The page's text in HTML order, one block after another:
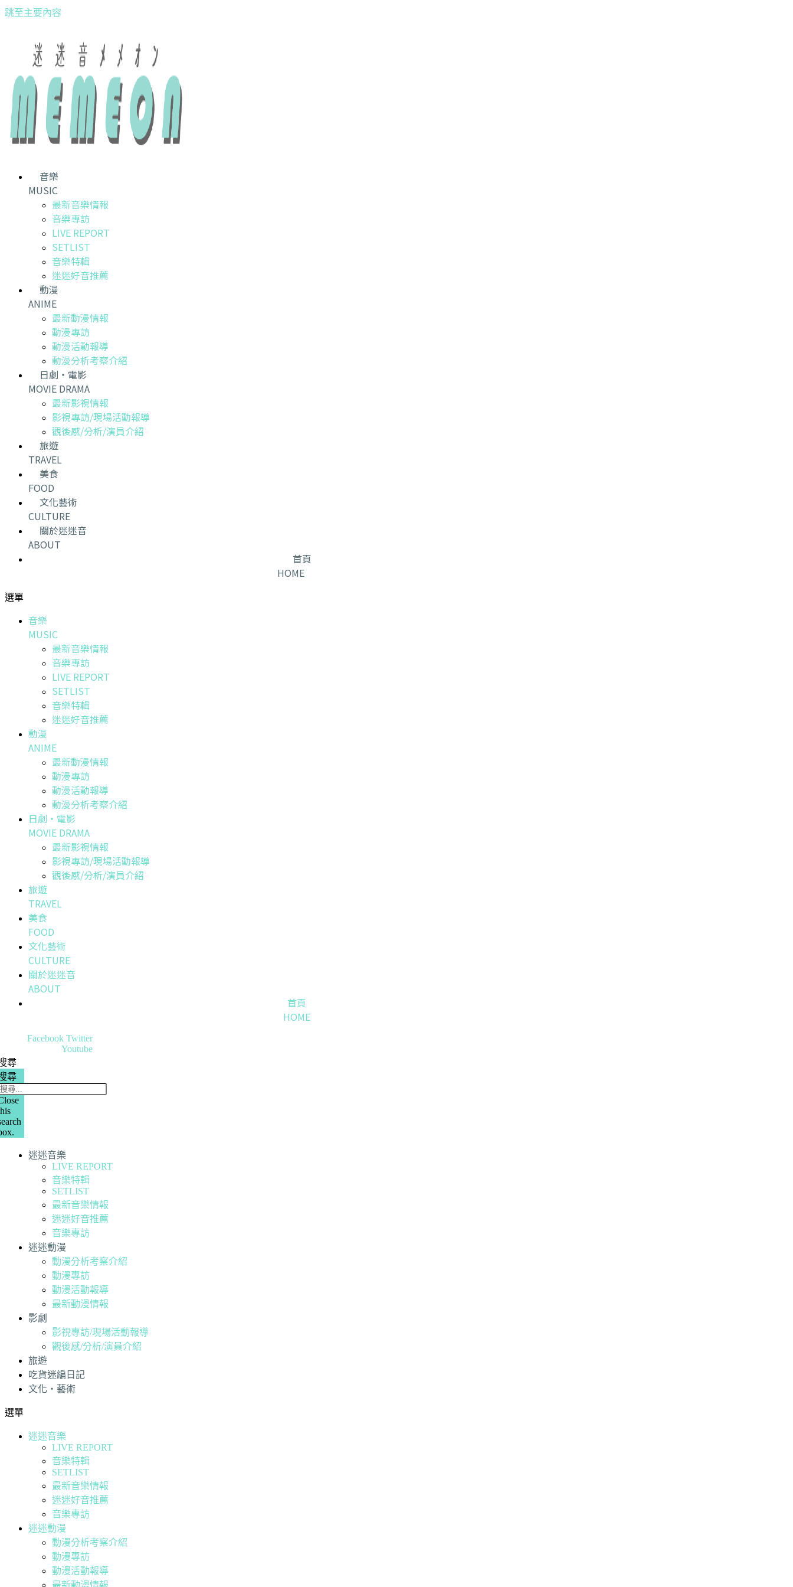
跳至主要內容
音樂
MUSIC
最新音樂情報
音樂專訪
LIVE REPORT
SETLIST
音樂特輯
迷迷好音推薦
動漫
ANIME
最新動漫情報
動漫專訪
動漫活動報導
動漫分析考察介紹
日劇・電影
MOVIE DRAMA
最新影視情報
影視專訪/現場活動報導
觀後感/分析/演員介紹
旅遊
TRAVEL
美食
FOOD
文化藝術
CULTURE
關於迷迷音
ABOUT
首頁
HOME
選單
音樂
MUSIC
最新音樂情報
音樂專訪
LIVE REPORT
SETLIST
音樂特輯
迷迷好音推薦
動漫
ANIME
最新動漫情報
動漫專訪
動漫活動報導
動漫分析考察介紹
日劇・電影
MOVIE DRAMA
最新影視情報
影視專訪/現場活動報導
觀後感/分析/演員介紹
旅遊
TRAVEL
美食
FOOD
文化藝術
CULTURE
關於迷迷音
ABOUT
首頁
HOME
Facebook Twitter
Youtube
尋
尋
迷迷音樂
LIVE REPORT
音樂特輯
SETLIST
最新音樂情報
迷迷好音推薦
音樂專訪
迷迷動漫
動漫分析考察介紹
動漫專訪
動漫活動報導
最新動漫情報
影劇
影視專訪/現場活動報導
觀後感/分析/演員介紹
旅遊
吃貨迷編日記
文化・藝術
選單
迷迷音樂
LIVE REPORT
音樂特輯
SETLIST
最新音樂情報
迷迷好音推薦
音樂專訪
迷迷動漫
動漫分析考察介紹
動漫專訪
動漫活動報導
最新動漫情報